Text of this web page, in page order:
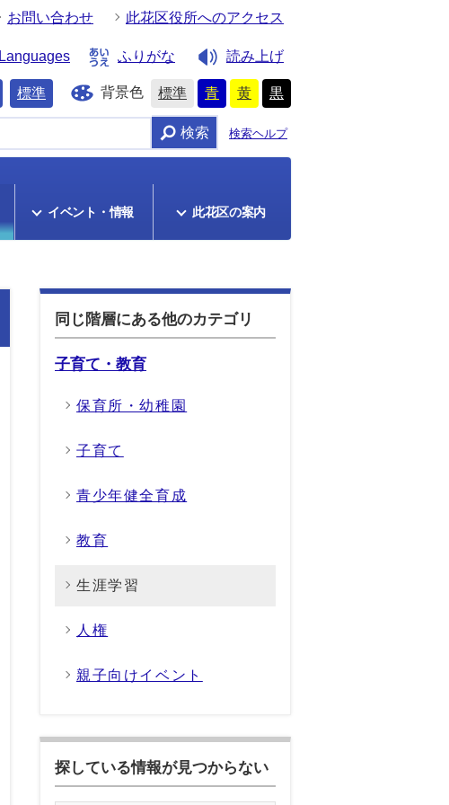
お問い合わせ 此花区役所へのアクセス
ふりがな 読み上げ
標準 背景色 標準 青 黄 黒
検索 検索ヘルプ
イベント・情報 此花区の案内
同じ階層にある他のカテゴリ
子育て・教育
保育所・幼稚園
子育て
青少年健全育成
教育
生涯学習
人権
親子向けイベント
探している情報が見つからない